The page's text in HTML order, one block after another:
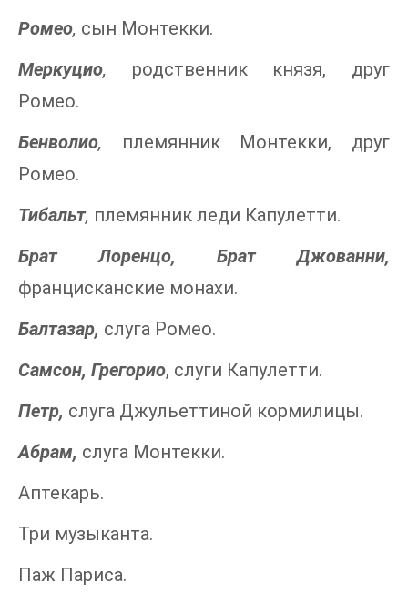
Ромео, сын Монтекки.
Меркуцио, родственник князя, друг
Ромео.
Бенволио, племянник Монтекки, друг
Ромео.
Тибальт, племянник леди Капулетти.
Брат Лоренцо, Брат Джованни,
францисканские монахи.
Балтазар, слуга Ромео.
Самсон, Грегорио, слуги Капулетти.
Петр, слуга Джульеттиной кормилицы.
Абрам, слуга Монтекки.
Аптекарь.
Три музыканта.
Паж Париса.